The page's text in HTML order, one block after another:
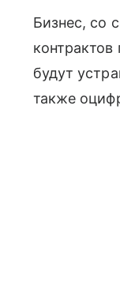
Бизнес, со
будут
также